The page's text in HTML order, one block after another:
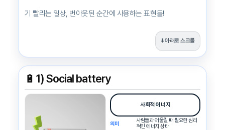
기 빨리는 일상, 번아웃된 순간에 사용하는 표현들!
⬇️ 아래로 스크롤
🔋 1) Social battery
사회적 에너지
의미
사람들과 어울릴 때 필요한 심리
적인 에너지 상태